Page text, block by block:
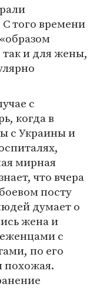
того времени
и для жены,
с
когда в
с Украины и
мирная
что вчера
посту
думает о
жена и
с
по его
похожая.